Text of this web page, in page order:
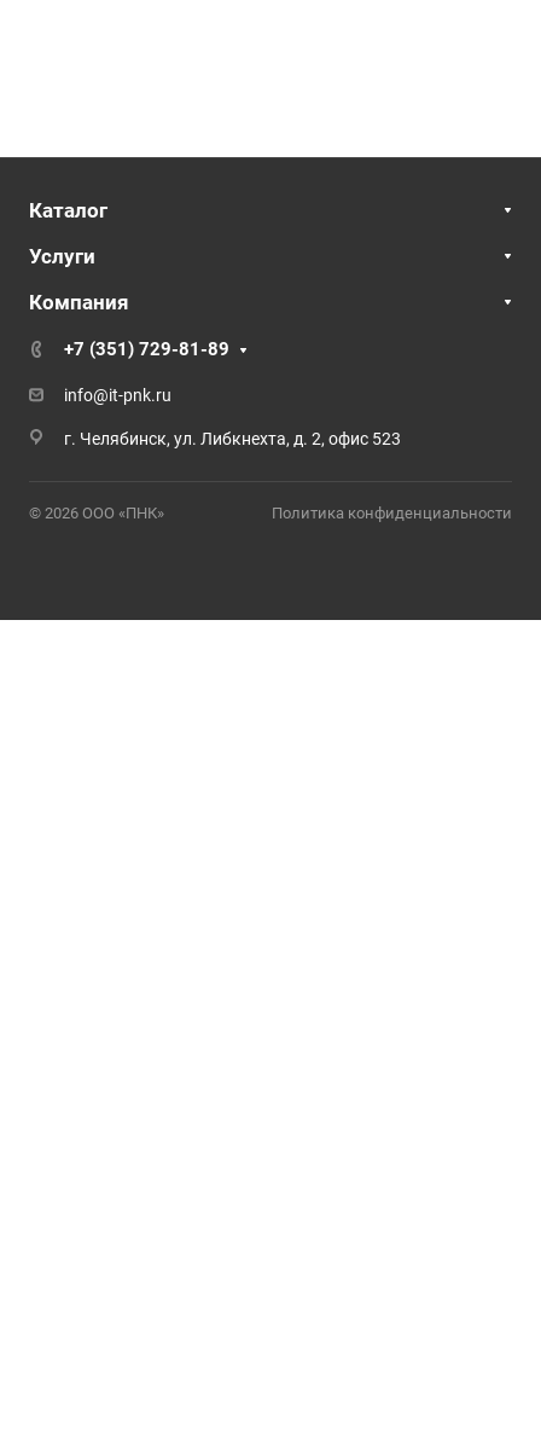
Каталог
Услуги
Компания
+7 (351) 729-81-89
info@it-pnk.ru
г. Челябинск, ул. Либкнехта, д. 2, офис 523
© 2026 ООО «ПНК» Политика конфиденциальности